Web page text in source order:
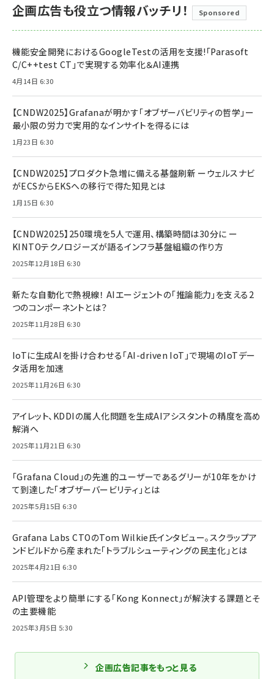
企画広告も役立つ情報バッチリ！ Sponsored
機能安全開発におけるGoogleTestの活用を支援!「Parasoft
C/C++test CT」で実現する効率化＆AI連携
4月14日 6:30
【CNDW2025】Grafanaが明かす「オブザーバビリティの哲学」ー
最小限の労力で実用的なインサイトを得るには
1月23日 6:30
【CNDW2025】プロダクト急増に備える基盤刷新 ーウェルスナビ
がECSからEKSへの移行で得た知見とは
1月15日 6:30
【CNDW2025】250環境を5人で運用、構築時間は30分に ー
KINTOテクノロジーズが語るインフラ基盤組織の作り方
2025年12月18日 6:30
新たな自動化で熱視線！ AIエージェントの「推論能力」を支える2
つのコンポーネントとは？
2025年11月28日 6:30
IoTに生成AIを掛け合わせる「AI-driven IoT」で現場のIoTデー
タ活用を加速
2025年11月26日 6:30
アイレット、KDDIの属人化問題を生成AIアシスタントの精度を高め
解消へ
2025年11月21日 6:30
「Grafana Cloud」の先進的ユーザーであるグリーが10年をかけ
て到達した「オブザーバービリティ」とは
2025年5月15日 6:30
Grafana Labs CTOのTom Wilkie氏インタビュー。スクラップア
ンドビルドから産まれた「トラブルシューティングの民主化」とは
2025年4月21日 6:30
API管理をより簡単にする「Kong Konnect」が解決する課題とそ
の主要機能
2025年3月5日 5:30
企画広告記事をもっと見る